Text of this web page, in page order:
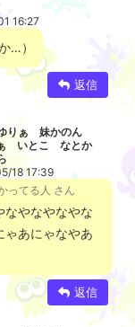
16:27
…）
返信
りぁ 妹かのん
いとこ なとか
18 17:39
ってる人 さん
なやなやなやな
ゃあにゃなやあ
返信